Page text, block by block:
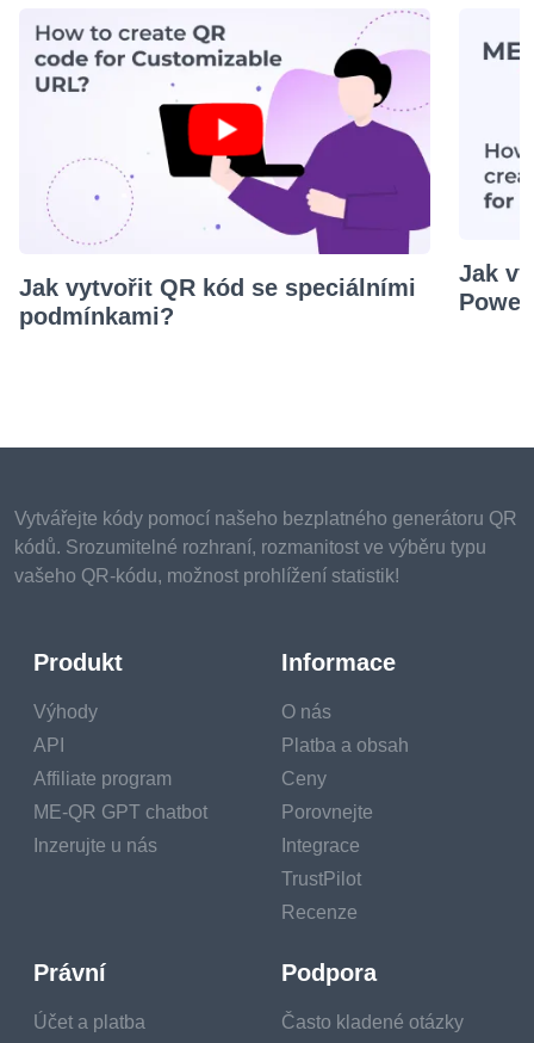
Jak vytvořit QR kód se speciálními
podmínkami?
Jak
Vytvářejte kódy pomocí našeho bezplatného generátoru QR
kódů. Srozumitelné rozhraní, rozmanitost ve výběru typu
vašeho QR-kódu, možnost prohlížení statistik!
Produkt
Výhody
API
Affiliate program
ME-QR GPT chatbot
Inzerujte u nás
Informace
O nás
Platba a obsah
Ceny
Porovnejte
Integrace
TrustPilot
Recenze
Právní
Účet a platba
Podpora
Často kladené otázky